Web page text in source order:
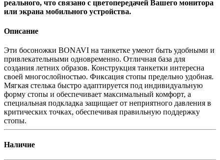
реального, что связано с цветопередачей Вашего монитора
или экрана мобильного устройства.
Описание
Эти босоножки BONAVI на танкетке умеют быть удобными и
привлекательными одновременно. Отличная база для
создания летних образов. Конструкция танкетки интересна
своей многослойностью. Фиксация стопы предельно удобная.
Мягкая стелька быстро адаптируется под индивидуальную
форму стопы и обеспечивает максимальный комфорт, а
специальная подкладка защищает от неприятного давления в
критических точках, обеспечивая правильную поддержку
стопы.
Наличие